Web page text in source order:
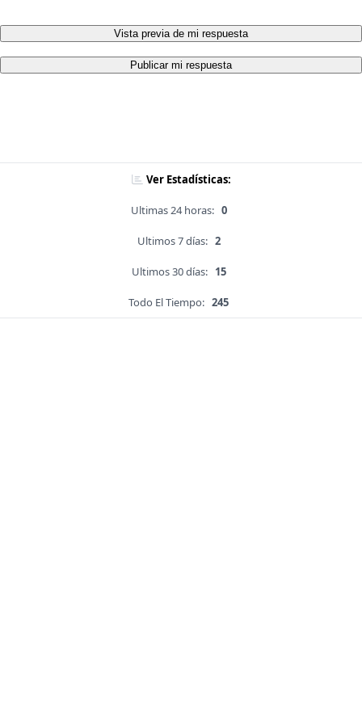
Vista previa de mi respuesta
Publicar mi respuesta
Ver Estadísticas:
Ultimas 24 horas: 0
Ultimos 7 días: 2
Ultimos 30 días: 15
Todo El Tiempo: 245